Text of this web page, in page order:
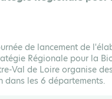
de lancement de
Régionale pour la
Val de Loire organise
dans les 6 départements.